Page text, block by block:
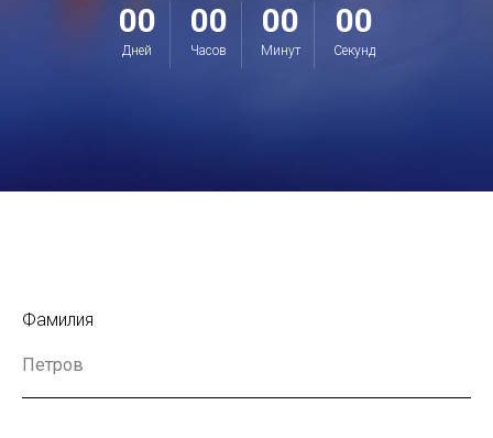
00
Дней
00
Часов
00
Минут
00
Секунд
Фамилия